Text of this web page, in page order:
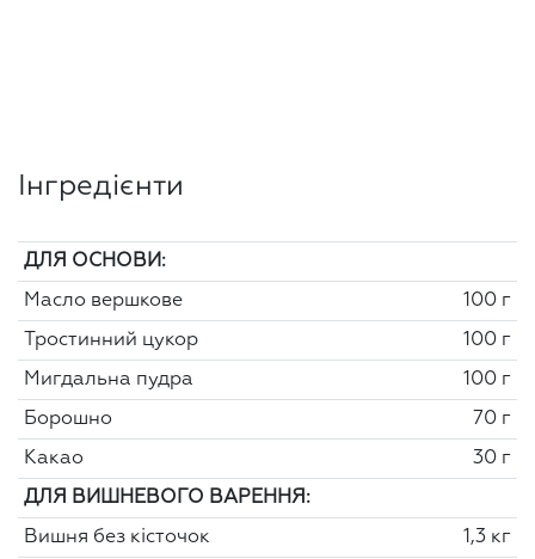
Інгредієнти
ДЛЯ ОСНОВИ:
Масло вершкове 100 г
Тростинний цукор 100 г
Мигдальна пудра 100 г
Борошно 70 г
Какао 30 г
ДЛЯ ВИШНЕВОГО ВАРЕННЯ:
Вишня без кісточок 1,3 кг